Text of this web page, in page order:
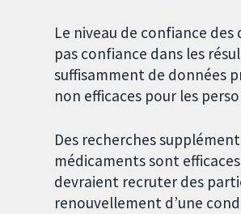
Le niveau de confiance
pas confiance dans les
suffisamment de données
non efficaces pour les
Des recherches
médicaments sont
devraient recruter des
renouvellement d’une